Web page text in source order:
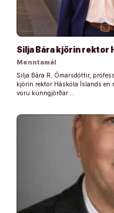
Silja Bára kjörin rektor
Menntamál
Silja Bára R. Ómarsdóttir,
kjörin rektor Háskóla Íslands
voru kunngjörðar …